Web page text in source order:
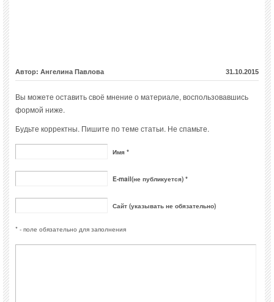
Автор: Ангелина Павлова 31.10.2015
Вы можете оставить своё мнение о материале, воспользовавшись
формой ниже.
Будьте корректны. Пишите по теме статьи. Не спамьте.
Имя *
E-mail(не публикуется) *
Сайт (указывать не обязательно)
* - поле обязательно для заполнения